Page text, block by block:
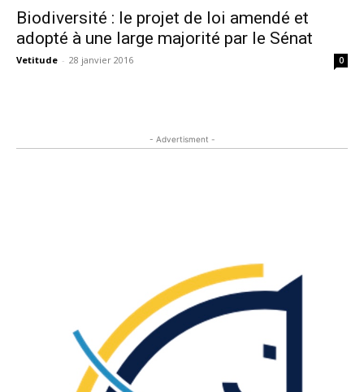
Biodiversité : le projet de loi amendé et
adopté à une large majorité par le Sénat
Vetitude - 28 janvier 2016 0
- Advertisment -